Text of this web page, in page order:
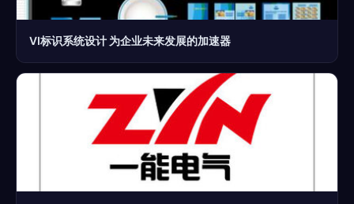
VI标识系统设计 为企业未来发展的加速器